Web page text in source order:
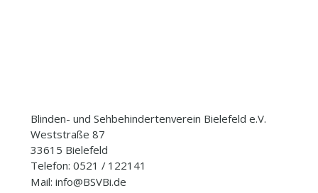
Blinden- und Sehbehindertenverein Bielefeld e.V.
Weststraße 87
33615 Bielefeld
Telefon: 0521 / 122141
Mail: info@BSVBi.de